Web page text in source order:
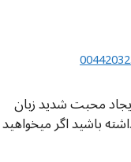
محبت شدید زبان
باشید اگر میخواهید